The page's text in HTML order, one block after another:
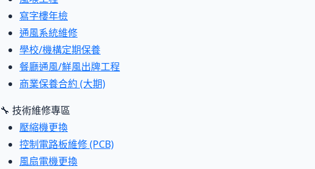
寫字樓年檢
通風系統維修
學校/機構定期保養
餐廳通風/鮮風出牌工程
商業保養合約 (大期)
🔧 技術維修專區
壓縮機更換
控制電路板維修 (PCB)
風扇電機更換